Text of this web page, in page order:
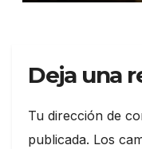
Deja una
Tu dirección de
publicada. Los